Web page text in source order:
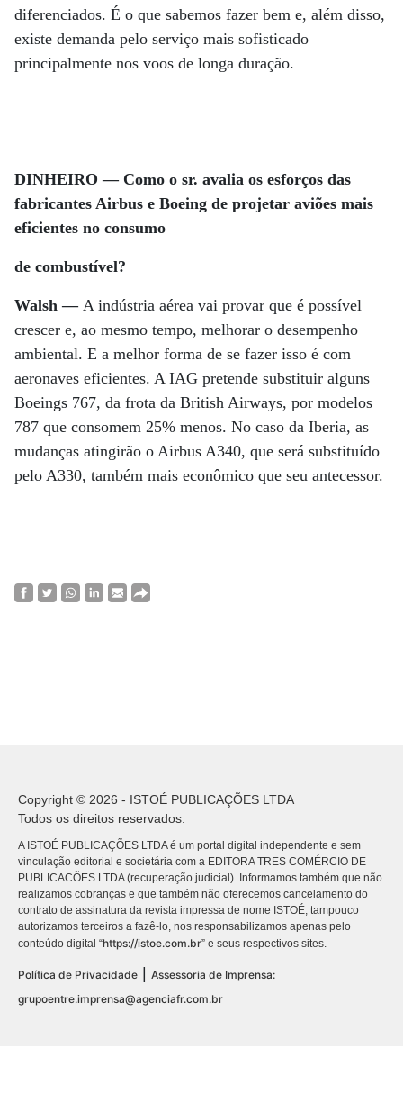
diferenciados. É o que sabemos fazer bem e, além disso,
existe demanda pelo serviço mais sofisticado
principalmente nos voos de longa duração.
DINHEIRO — Como o sr. avalia os esforços das
fabricantes Airbus e Boeing de projetar aviões mais
eficientes no consumo
de combustível?
Walsh —A indústria aérea vai provar que é possível
crescer e, ao mesmo tempo, melhorar o desempenho
ambiental. E a melhor forma de se fazer isso é com
aeronaves eficientes. A IAG pretende substituir alguns
Boeings 767, da frota da British Airways, por modelos
787 que consomem 25% menos. No caso da Iberia, as
mudanças atingirão o Airbus A340, que será substituído
pelo A330, também mais econômico que seu antecessor.
Copyright © 2026 - ISTOÉ PUBLICAÇÕES LTDA
Todos os direitos reservados.
A ISTOÉ PUBLICAÇÕES LTDA é um portal digital independente e sem
vinculação editorial e societária com a EDITORA TRES COMÉRCIO DE
PUBLICACÕES LTDA (recuperação judicial). Informamos também que não
realizamos cobranças e que também não oferecemos cancelamento do
contrato de assinatura da revista impressa de nome ISTOÉ, tampouco
autorizamos terceiros a fazê-lo, nos responsabilizamos apenas pelo
conteúdo digital “https://istoe.com.br” e seus respectivos sites.
Política de Privacidade
Assessoria de Imprensa:
grupoentre.imprensa@agenciafr.com.br